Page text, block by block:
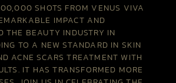
SHOTS FROM VENUS VIVA
IMPACT AND
THE BEAUTY INDUSTRY IN
TO A NEW STANDARD IN SKIN
ACNE SCARS TREATMENT WITH
IT HAS TRANSFORMED MORE